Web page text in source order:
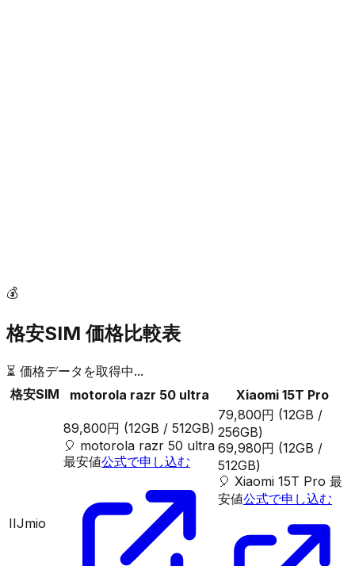
💰
格安SIM 価格比較表
⏳ 価格データを取得中...
格安SIM
motorola razr 50 ultra Xiaomi 15T Pro
IIJmio
89,800円 (12GB / 512GB)
🎈 motorola razr 50 ultra
最安値公式で申し込む
79,800円 (12GB /
256GB)
69,980円 (12GB /
512GB)
🎈 Xiaomi 15T Pro 最
安値公式で申し込む